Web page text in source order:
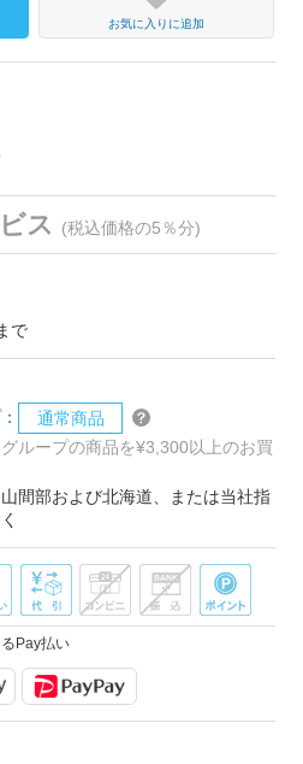
お気に入りに追加
ス (税込価格の5％分)
で
通常商品
グループの商品を¥3,300以上のお買
間部および北海道、または当社指
Pay払い